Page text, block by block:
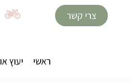
צרי קשר
ראשי יעוץ